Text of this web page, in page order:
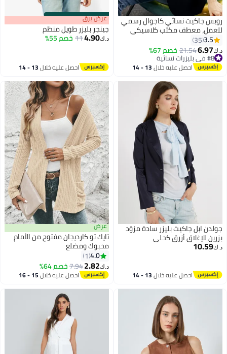
رويس جاكيت نسائي كاجوال رسمي
للعمل، معطف مكتب كلاسيكي
بلون ثابت بياقة كلاسيكية وأزرار
بفتحة أمامية مع جيوب وشق
خلفي، مريح وقابل للتنفس، ، الأسود
3.5
35
د.ك‏6.97
21.54خصم 67%
#8 في بليزرات نسائية
#8 في بليزرات نسائية احصل عليه خلال 13 - 14
00m:00s
·باقي 100% عرض برق
جينجر بليزر طويل منظم
د.ك‏4.90
11 خصم 55%
احصل عليه خلال 13 - 14
جولدن ابل جاكيت بليزر سادة مزوّد
بزرين للإغلاق أزرق كحلي
د.ك‏10.59
احصل عليه خلال 13 - 14
عرض
تايك تو كارديجان مفتوح من الأمام
محبوك ومضلع
4.0
1
د.ك‏2.82
7.94خصم 64%
احصل عليه خلال 15 - 16